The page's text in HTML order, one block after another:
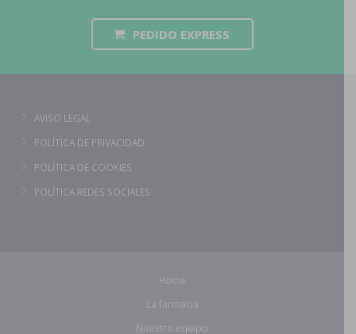
PEDIDO EXPRESS
AVISO LEGAL
POLÍTICA DE PRIVACIDAD
POLÍTICA DE COOKIES
POLÍTICA REDES SOCIALES
Home
La farmacia
Nuestro equipo